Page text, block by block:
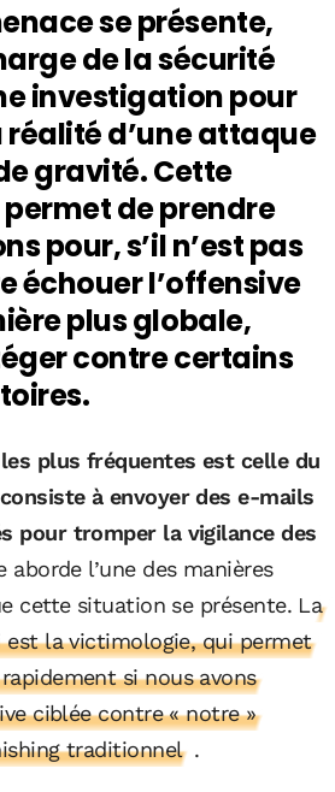
se présente,
de la sécurité
investigation pour
d’une attaque
gravité. Cette
de prendre
pour, s’il n’est pas
échouer l’offensive
plus globale,
contre certains
les plus fréquentes est celle du
à envoyer des e-mails
pour tromper la vigilance des
aborde l’une des manières
cette situation se présente. La
est la victimologie, qui permet
si nous avons
ciblée contre « notre »
traditionnel .